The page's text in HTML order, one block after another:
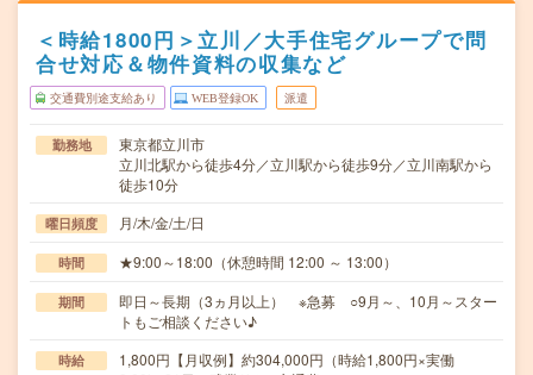
＜時給1800円＞立川／大手住宅グループで問
合せ対応＆物件資料の収集など
交通費別途支給あり WEB登録OK 派遣
勤務地
東京都立川市
立川北駅から徒歩4分／立川駅から徒歩9分／立川南駅から
徒歩10分
曜日頻度 月/木/金/土/日
時間 ★9:00～18:00（休憩時間 12:00 ～ 13:00）
期間
即日～長期（3ヵ月以上） ※急募 ○9月～、10月～スター
トもご相談ください♪
時給
1,800円【月収例】約304,000円（時給1,800円×実働